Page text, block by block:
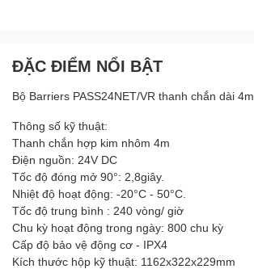
ĐẶC ĐIỂM NỔI BẬT
Bộ Barriers PASS24NET/VR thanh chắn dài 4m
Thông số kỹ thuật:
Thanh chắn hợp kim nhôm 4m
Điện nguồn: 24V DC
Tốc độ đóng mở 90°: 2,8giây.
Nhiệt độ hoạt động: -20°C - 50°C.
Tốc độ trung bình : 240 vòng/ giờ
Chu kỳ hoạt động trong ngày: 800 chu kỳ
Cấp độ bảo vệ động cơ - IPX4
Kích thước hộp kỹ thuật: 1162x322x229mm